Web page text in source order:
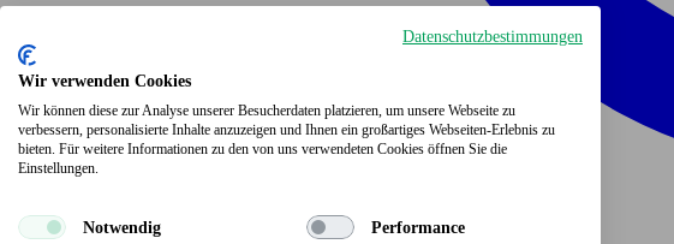
Datenschutzbestimmungen
Wir verwenden Cookies
Wir können diese zur Analyse unserer Besucherdaten platzieren, um unsere Webseite zu
verbessern, personalisierte Inhalte anzuzeigen und Ihnen ein großartiges Webseiten-Erlebnis zu
bieten. Für weitere Informationen zu den von uns verwendeten Cookies öffnen Sie die
Einstellungen.
Notwendig Performance